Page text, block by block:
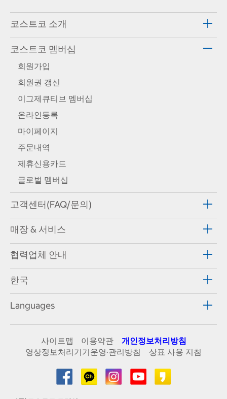
코스트코 소개
코스트코 멤버십
회원가입
회원권 갱신
이그제큐티브 멤버십
온라인등록
마이페이지
주문내역
제휴신용카드
글로벌 멤버십
고객센터(FAQ/문의)
매장 & 서비스
협력업체 안내
한국
Languages
사이트맵 이용약관
개인정보처리방침
영상정보처리기기운영·관리방침
상표 사용 지침